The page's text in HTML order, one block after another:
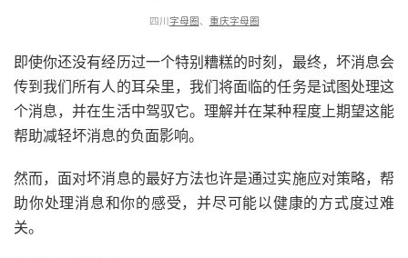
四川字母圈、 重庆字母圈
即使你还没有经历过一个特别糟糕的时刻，最终，坏消息会
传到我们所有人的耳朵里，我们将面临的任务是试图处理这
个消息，并在生活中驾驭它。理解并在某种程度上期望这能
帮助减轻坏消息的负面影响。
然而，面对坏消息的最好方法也许是通过实施应对策略，帮
助你处理消息和你的感受，并尽可能以健康的方式度过难
关。